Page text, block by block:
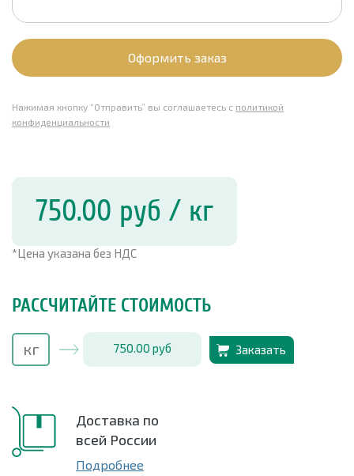
Оформить заказ
Нажимая кнопку “Отправить” вы соглашаетесь с политикой
конфиденциальности
750.00 руб / кг
*Цена указана без НДС
РАССЧИТАЙТЕ СТОИМОСТЬ
750.00 руб Заказать
Доставка по
всей России
Подробнее